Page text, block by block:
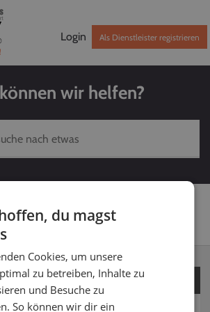
Login Als Dienstleister registrieren
wir helfen?
inklusive
du magst
Cookies, um unsere
zu betreiben, Inhalte zu
und Besuche zu
So können wir dir ein